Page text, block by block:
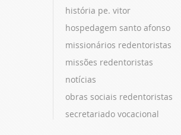
história pe. vitor
hospedagem santo afonso
missionários redentoristas
missões redentoristas
notícias
obras sociais redentoristas
secretariado vocacional